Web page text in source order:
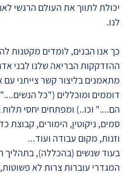
יכולת לתווך את העולם הרגשי
לנו.
כך אנו הבנים, לומדים מקטנות
ההזדקקות הבריאה שלנו לבני
מתאמנים בליצור קשר צייתני עם
דוממים ומוכללים ("כל
הם...." וכו..) ומפתחים יחסי
סמים, ניקוטין, הימורים, קבוצת
וזנות, מקום עבודה ועוד...
בעוד שנשים (בהכללה), בתהליך
המגדרי עוברות צרות לא